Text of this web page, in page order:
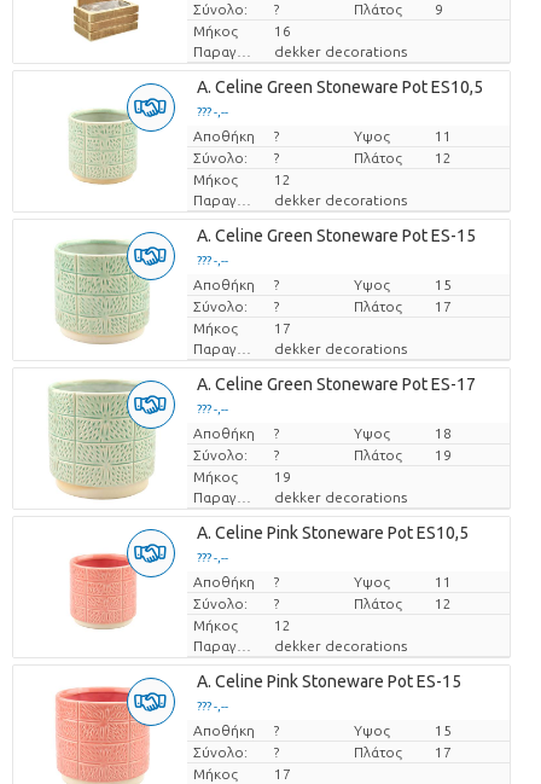
Σύνολο:
? Πλάτος
9
Μήκος
16
Παραγωγός
dekker decorations
A. Celine Green Stoneware Pot ES10,5
??? -,--
Τιμή ανά τεμάχιο
Αποθήκη ? Υψος
11
Σύνολο:
? Πλάτος
12
Μήκος
12
Παραγωγός
dekker decorations
A. Celine Green Stoneware Pot ES-15
??? -,--
Τιμή ανά τεμάχιο
Αποθήκη ? Υψος
15
Σύνολο:
? Πλάτος
17
Μήκος
17
Παραγωγός
dekker decorations
A. Celine Green Stoneware Pot ES-17
??? -,--
Τιμή ανά τεμάχιο
Αποθήκη ? Υψος
18
Σύνολο:
? Πλάτος
19
Μήκος
19
Παραγωγός
dekker decorations
A. Celine Pink Stoneware Pot ES10,5
??? -,--
Τιμή ανά τεμάχιο
Αποθήκη ? Υψος
11
Σύνολο:
? Πλάτος
12
Μήκος
12
Παραγωγός
dekker decorations
A. Celine Pink Stoneware Pot ES-15
??? -,--
Τιμή ανά τεμάχιο
Αποθήκη ? Υψος
15
Σύνολο:
? Πλάτος
17
Μήκος
17